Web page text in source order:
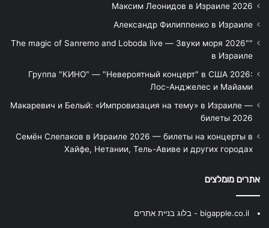
Максим Леонидов в Израиле 2026
Александр Филиппенко в Израиле
"The magic of Sanremo and Loboda live — Звуки моря 2026"
в Израиле
Группа "КИНО" — "Невероятный концерт" в США 2026:
Лос-Анджелес и Майами
Макаревич и Белый: «Импровизация на тему» в Израиле —
билеты 2026
Семён Слепаков в Израиле 2026 — билеты на концерты в
Хайфе, Нетании, Тель-Авиве и других городах
אתרים מומלצים
bigapple.co.il - בלוג בניית אתרים